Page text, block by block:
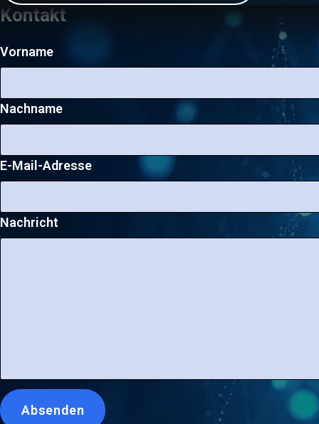
Kontakt
Vorname
Nachname
E-Mail-Adresse
Nachricht
Leave
this Absenden